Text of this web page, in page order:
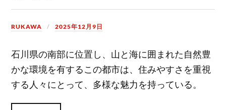
RUKAWA 2025年12月9日
石川県の南部に位置し、山と海に囲まれた自然豊
かな環境を有するこの都市は、住みやすさを重視
する人々にとって、多様な魅力を持っている。